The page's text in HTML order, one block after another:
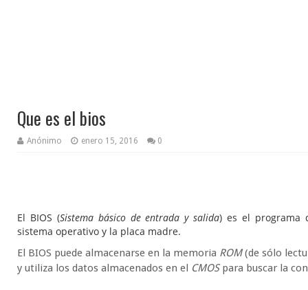
Que es el bios
Anónimo enero 15, 2016 0
El BIOS (Sistema básico de entrada y salida) es el programa
sistema operativo y la placa madre.
El BIOS puede almacenarse en la memoria ROM(de sólo
y utiliza los datos almacenados en el CMOSpara buscar la